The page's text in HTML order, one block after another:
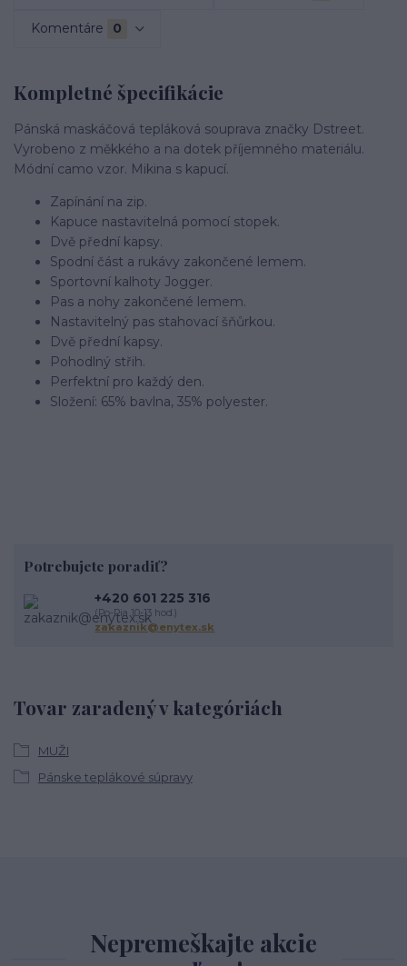
Komentáre 0
Kompletné špecifikácie
Pánská maskáčová tepláková souprava značky Dstreet.
Vyrobeno z měkkého a na dotek příjemného materiálu.
Módní camo vzor. Mikina s kapucí.
Zapínání na zip.
Kapuce nastavitelná pomocí stopek.
Dvě přední kapsy.
Spodní část a rukávy zakončené lemem.
Sportovní kalhoty Jogger.
Pas a nohy zakončené lemem.
Nastavitelný pas stahovací šňůrkou.
Dvě přední kapsy.
Pohodlný střih.
Perfektní pro každý den.
Složení: 65% bavlna, 35% polyester.
Tovar zaradený v kategóriách
MUŽI
Pánske teplákové súpravy
Potrebujete poradiť?
+420 601 225 316
(Po-Pia 10-13 hod.)
zakaznik@enytex.sk
Nepremeškajte akcie